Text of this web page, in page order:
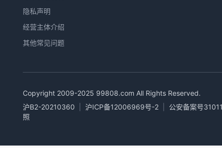
隐私声明
经营主体介绍
其他常见问题
Copyright 2009-2025 99808.com All Rights Reserved.
沪B2-20210360
沪ICP备12006969号-2
公安备案号
照